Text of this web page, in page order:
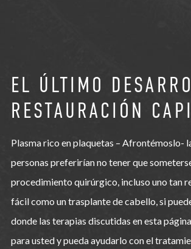
EL ÚLTIMO
RESTAURACIÓN
Plasma rico en plaquetas – Afrontémoslo-
personas preferirían no tener que
procedimiento quirúrgico, incluso uno tan
fácil como un trasplante de cabello, si
donde las terapias discutidas en esta
para usted y pueda ayudarlo con el